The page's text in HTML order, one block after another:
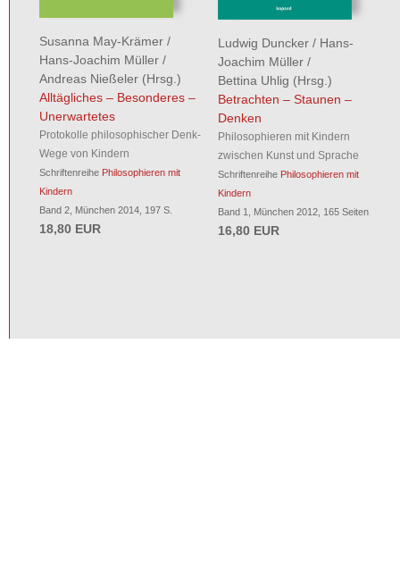
Susanna May-Krämer /
Hans-Joachim Müller /
Andreas Nießeler (Hrsg.)
Alltägliches – Besonderes –
Unerwartetes
Protokolle philosophischer Denk-
Wege von Kindern
Schriftenreihe Philosophieren mit
Kindern
Band 2, München 2014, 197 S.
18,80 EUR
Ludwig Duncker / Hans-
Joachim Müller /
Bettina Uhlig (Hrsg.)
Betrachten – Staunen –
Denken
Philosophieren mit Kindern
zwischen Kunst und Sprache
Schriftenreihe Philosophieren mit
Kindern
Band 1, München 2012, 165 Seiten
16,80 EUR